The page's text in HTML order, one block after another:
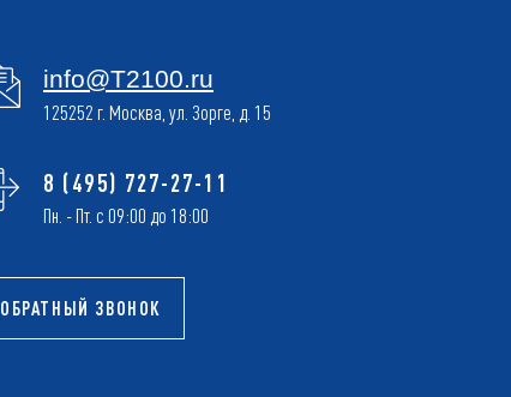
info@T2100.ru
125252 г. Москва, ул. Зорге, д. 15
8 (495) 727-27-11
Пн. - Пт. с 09:00 до 18:00
ОБРАТНЫЙ ЗВОНОК